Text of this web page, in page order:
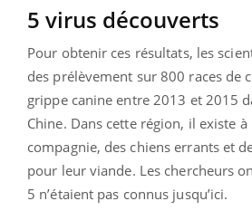
5 virus découverts
Pour obtenir ces résultats, les
des prélèvement sur 800 races de
grippe canine entre 2013 et 2015
Chine. Dans cette région, il existe
compagnie, des chiens errants et
pour leur viande. Les chercheurs
5 n’étaient pas connus jusqu’ici.